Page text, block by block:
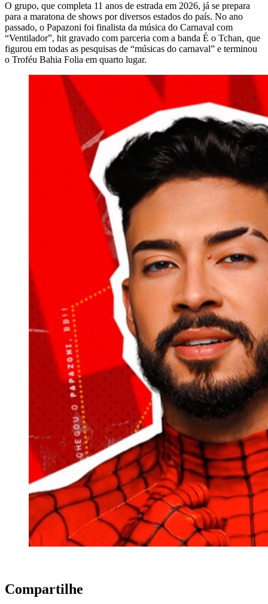
O grupo, que completa 11 anos de estrada em 2026, já se prepara
para a maratona de shows por diversos estados do país. No ano
passado, o Papazoni foi finalista da música do Carnaval com
“Ventilador”, hit gravado com parceria com a banda É o Tchan, que
figurou em todas as pesquisas de “músicas do carnaval” e terminou
o Troféu Bahia Folia em quarto lugar.
Compartilhe